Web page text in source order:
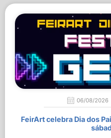
06/08/2026
FeirArt celebra Dia dos